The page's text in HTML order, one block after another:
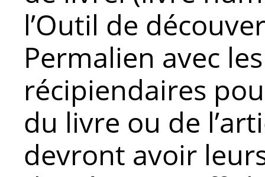
l’Outil de
Permalien avec
récipiendaires
du livre ou de
devront avoir